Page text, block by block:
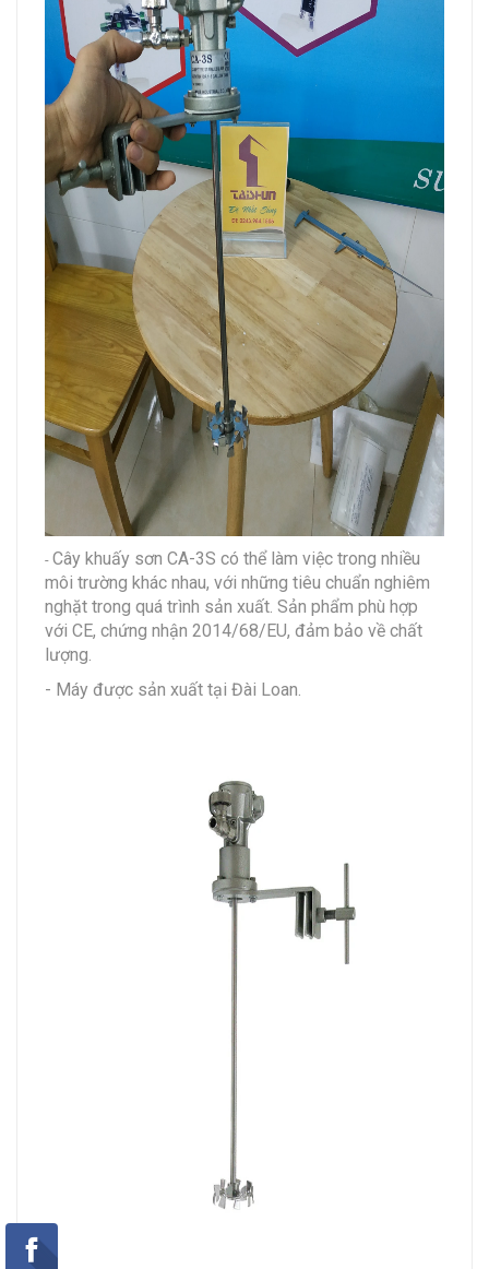
- Cây khuấy sơn CA-3S có thể làm việc trong nhiều
môi trường khác nhau, với những tiêu chuẩn nghiêm
nghặt trong quá trình sản xuất. Sản phẩm phù hợp
với CE, chứng nhận 2014/68/EU, đảm bảo về chất
lượng.
- Máy được sản xuất tại Đài Loan.